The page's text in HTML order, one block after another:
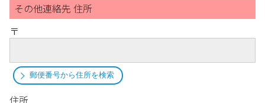
その他連絡先 住所
〒
郵便番号から住所を検索
住所